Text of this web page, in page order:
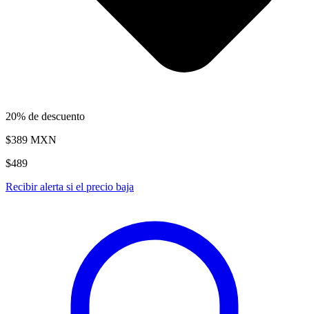
20% de descuento
$389 MXN
$489
Recibir alerta si el precio baja